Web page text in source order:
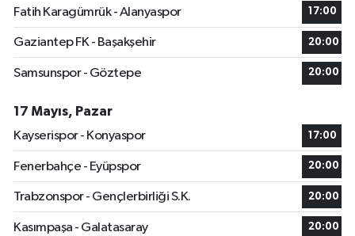
Fatih Karagümrük - Alanyaspor
17:00
Gaziantep FK - Başakşehir 20:00
Samsunspor - Göztepe 20:00
17 Mayıs, Pazar
Kayserispor - Konyaspor
17:00
Fenerbahçe - Eyüpspor 20:00
Trabzonspor - Gençlerbirliği S.K. 20:00
Kasımpaşa - Galatasaray 20:00